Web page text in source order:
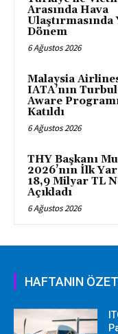
Arasında Hava
Ulaştırmasında
Dönem
6 Ağustos 2026
Malaysia
IATA’nın
Aware
Katıldı
6 Ağustos 2026
THY Başkanı
2026’nın İlk
18,9 Milyar TL
Açıkladı
6 Ağustos 2026
HAFTANIN